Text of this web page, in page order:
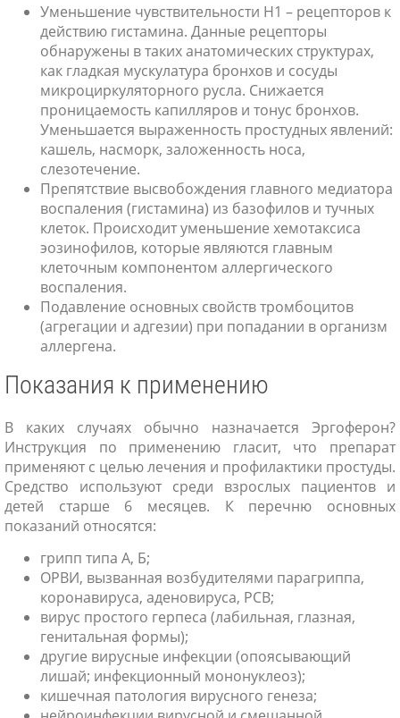
Уменьшение чувствительности H1 – рецепторов к
действию гистамина. Данные рецепторы
обнаружены в таких анатомических структурах,
как гладкая мускулатура бронхов и сосуды
микроциркуляторного русла. Снижается
проницаемость капилляров и тонус бронхов.
Уменьшается выраженность простудных явлений:
кашель, насморк, заложенность носа,
слезотечение.
Препятствие высвобождения главного медиатора
воспаления (гистамина) из базофилов и тучных
клеток. Происходит уменьшение хемотаксиса
эозинофилов, которые являются главным
клеточным компонентом аллергического
воспаления.
Подавление основных свойств тромбоцитов
(агрегации и адгезии) при попадании в организм
аллергена.
Показания к применению
В каких случаях обычно назначается Эргоферон?
Инструкция по применению гласит, что препарат
применяют с целью лечения и профилактики простуды.
Средство используют среди взрослых пациентов и
детей старше 6 месяцев. К перечню основных
показаний относятся:
грипп типа А, Б;
ОРВИ, вызванная возбудителями парагриппа,
коронавируса, аденовируса, РСВ;
вирус простого герпеса (лабильная, глазная,
генитальная формы);
другие вирусные инфекции (опоясывающий
лишай; инфекционный мононуклеоз);
кишечная патология вирусного генеза;